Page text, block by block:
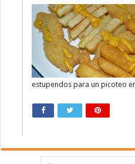
estupendos para un picoteo